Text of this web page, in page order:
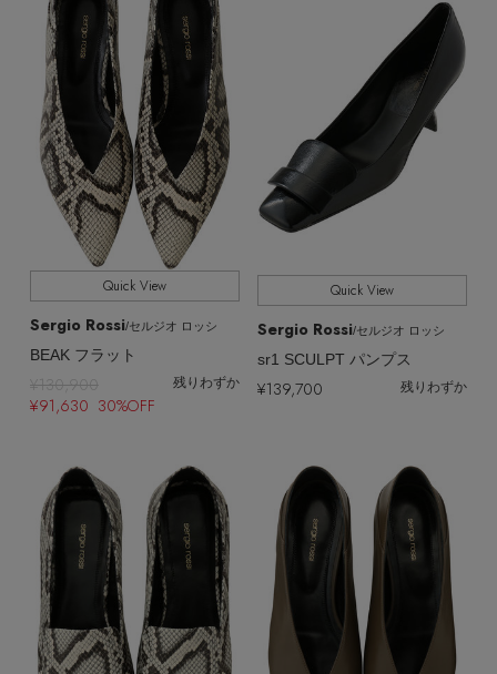
Quick View
Sergio Rossi/セルジオ ロッシ
BEAK フラット
¥130,900 残りわずか
¥91,630 30%OFF
Quick View
Sergio Rossi/セルジオ ロッシ
sr1 SCULPT パンプス
¥139,700 残りわずか